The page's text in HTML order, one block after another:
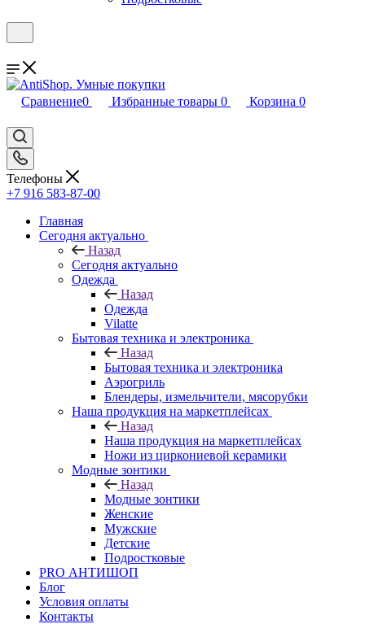
Сравнение0 Избранные товары 0 Корзина 0
Телефоны
+7 916 583-87-00
Главная
Сегодня актуально
Назад
Сегодня актуально
Одежда
Назад
Одежда
Vilatte
Бытовая техника и электроника
Назад
Бытовая техника и электроника
Аэрогриль
Блендеры, измельчители, мясорубки
Наша продукция на маркетплейсах
Назад
Наша продукция на маркетплейсах
Ножи из циркониевой керамики
Модные зонтики
Назад
Модные зонтики
Женские
Мужские
Детские
Подростковые
PRO АНТИШОП
Блог
Условия оплаты
Контакты